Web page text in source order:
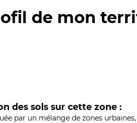
de mon
des sols sur cette zone :
par un mélange de zones